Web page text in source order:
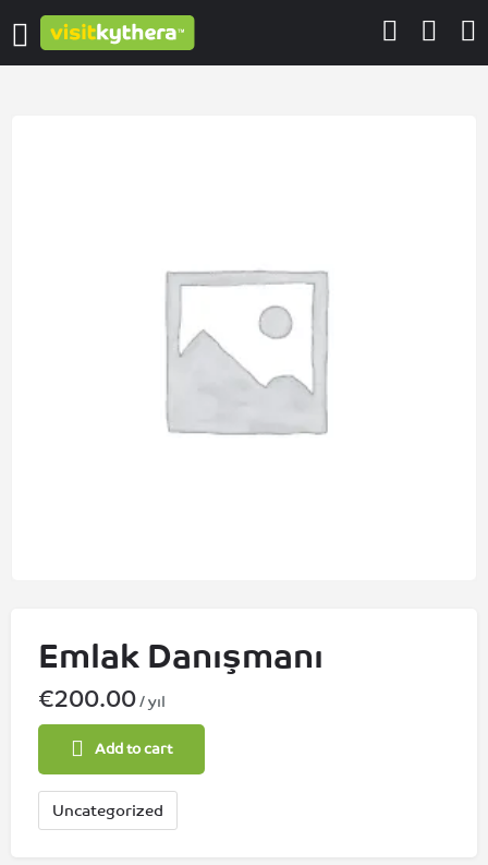
Emlak Danışmanı
€200.00/ yıl
Add to cart
Uncategorized